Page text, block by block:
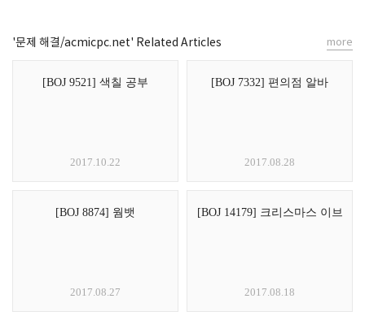
'문제 해결/acmicpc.net' Related Articles
[BOJ 9521] 색칠 공부
2017.10.22
[BOJ 7332] 편의점 알바
2017.08.28
[BOJ 8874] 웜뱃
2017.08.27
[BOJ 14179] 크리스마스 이브
2017.08.18
more